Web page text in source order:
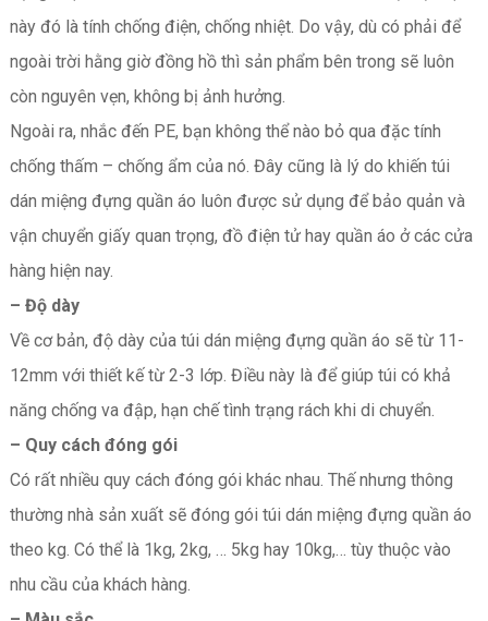
này đó là tính chống điện, chống nhiệt. Do vậy, dù có phải để
ngoài trời hằng giờ đồng hồ thì sản phẩm bên trong sẽ luôn
còn nguyên vẹn, không bị ảnh hưởng.
Ngoài ra, nhắc đến PE, bạn không thể nào bỏ qua đặc tính
chống thấm – chống ẩm của nó. Đây cũng là lý do khiến túi
dán miệng đựng quần áo luôn được sử dụng để bảo quản và
vận chuyển giấy quan trọng, đồ điện tử hay quần áo ở các cửa
hàng hiện nay.
– Độ dày
Về cơ bản, độ dày của túi dán miệng đựng quần áo sẽ từ 11-
12mm với thiết kế từ 2-3 lớp. Điều này là để giúp túi có khả
năng chống va đập, hạn chế tình trạng rách khi di chuyển.
– Quy cách đóng gói
Có rất nhiều quy cách đóng gói khác nhau. Thế nhưng thông
thường nhà sản xuất sẽ đóng gói túi dán miệng đựng quần áo
theo kg. Có thể là 1kg, 2kg, … 5kg hay 10kg,… tùy thuộc vào
nhu cầu của khách hàng.